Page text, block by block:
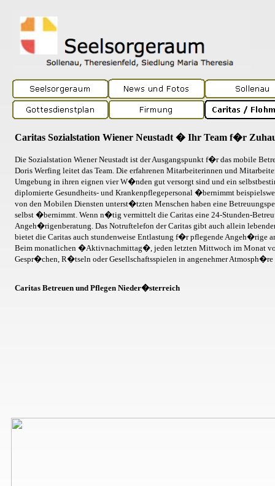
Caritas Sozialstation Wiener Neustadt � Ihr Team f�r
Die Sozialstation Wiener Neustadt ist der Ausgangspunkt f�r das mobile
Doris Werfing leitet das Team. Die erfahrenen Mitarbeiterinnen und
Umgebung in ihren eignen vier W�nden gut versorgt sind und ein
diplomierte Gesundheits- und Krankenpflegepersonal �bernimmt
von den Mobilen Diensten unterst�tzten Menschen haben eine
selbst �bernimmt. Wenn n�tig vermittelt die Caritas eine 24-Stunden-
Angeh�rigenberatung. Das Notruftelefon der Caritas gibt auch allein
bietet die Caritas auch stundenweise Entlastung f�r pflegende Angeh�rige
Beim monatlichen �Aktivnachmittag�, jeden letzten Mittwoch im Monat
Gespr�chen, R�tseln oder Gesellschaftsspielen in angenehmer Atmosph�re
Caritas Betreuen und Pflegen Nieder�sterreich